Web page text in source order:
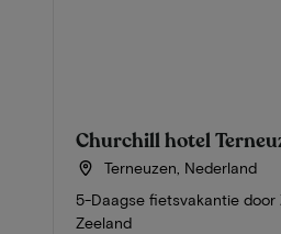
Churchill hotel
Terneuzen, Nederland
5-Daagse fietsvakantie door
Zeeland